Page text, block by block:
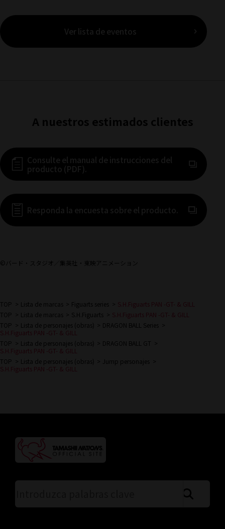
Ver lista de eventos
A nuestros estimados clientes
Consulte el manual de instrucciones del
producto (PDF).
Responda la encuesta sobre el producto. (Se abre
©バード・スタジオ／集英社・東映アニメーション
TOP Lista de marcas Figuarts series
S.H.Figuarts PAN -GT- & GILL
TOP
Lista de marcas S.H.Figuarts
S.H.Figuarts PAN -GT- & GILL
TOP
Lista de personajes (obras)
DRAGON BALL Series
S.H.Figuarts PAN -GT- & GILL
TOP
Lista de personajes (obras)
DRAGON BALL GT
S.H.Figuarts PAN -GT- & GILL
TOP
Lista de personajes (obras)
Jump personajes
S.H.Figuarts PAN -GT- & GILL
Busque en el sitio utilizando